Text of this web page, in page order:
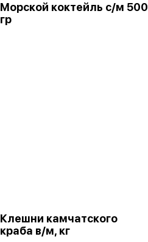
Морской коктейль с/м 500
гр
Клешни камчатского
краба в/м, кг